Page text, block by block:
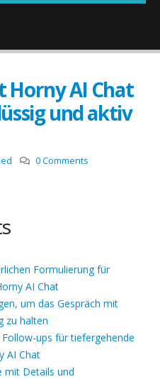
Horny AI Chat
und aktiv
0 Comments
Formulierung für
AI Chat
um das Gespräch mit
zu halten
ups für tiefergehende
AI Chat
mit Details und